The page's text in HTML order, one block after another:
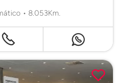
• 8.053Km.